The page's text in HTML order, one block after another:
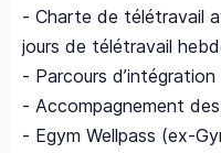
- Charte de télétravail
jours de télétravail
- Parcours
- Accompagnement
- Egym Wellpass (ex-